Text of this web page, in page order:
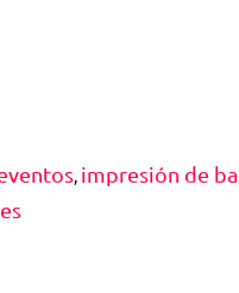
, impresión de